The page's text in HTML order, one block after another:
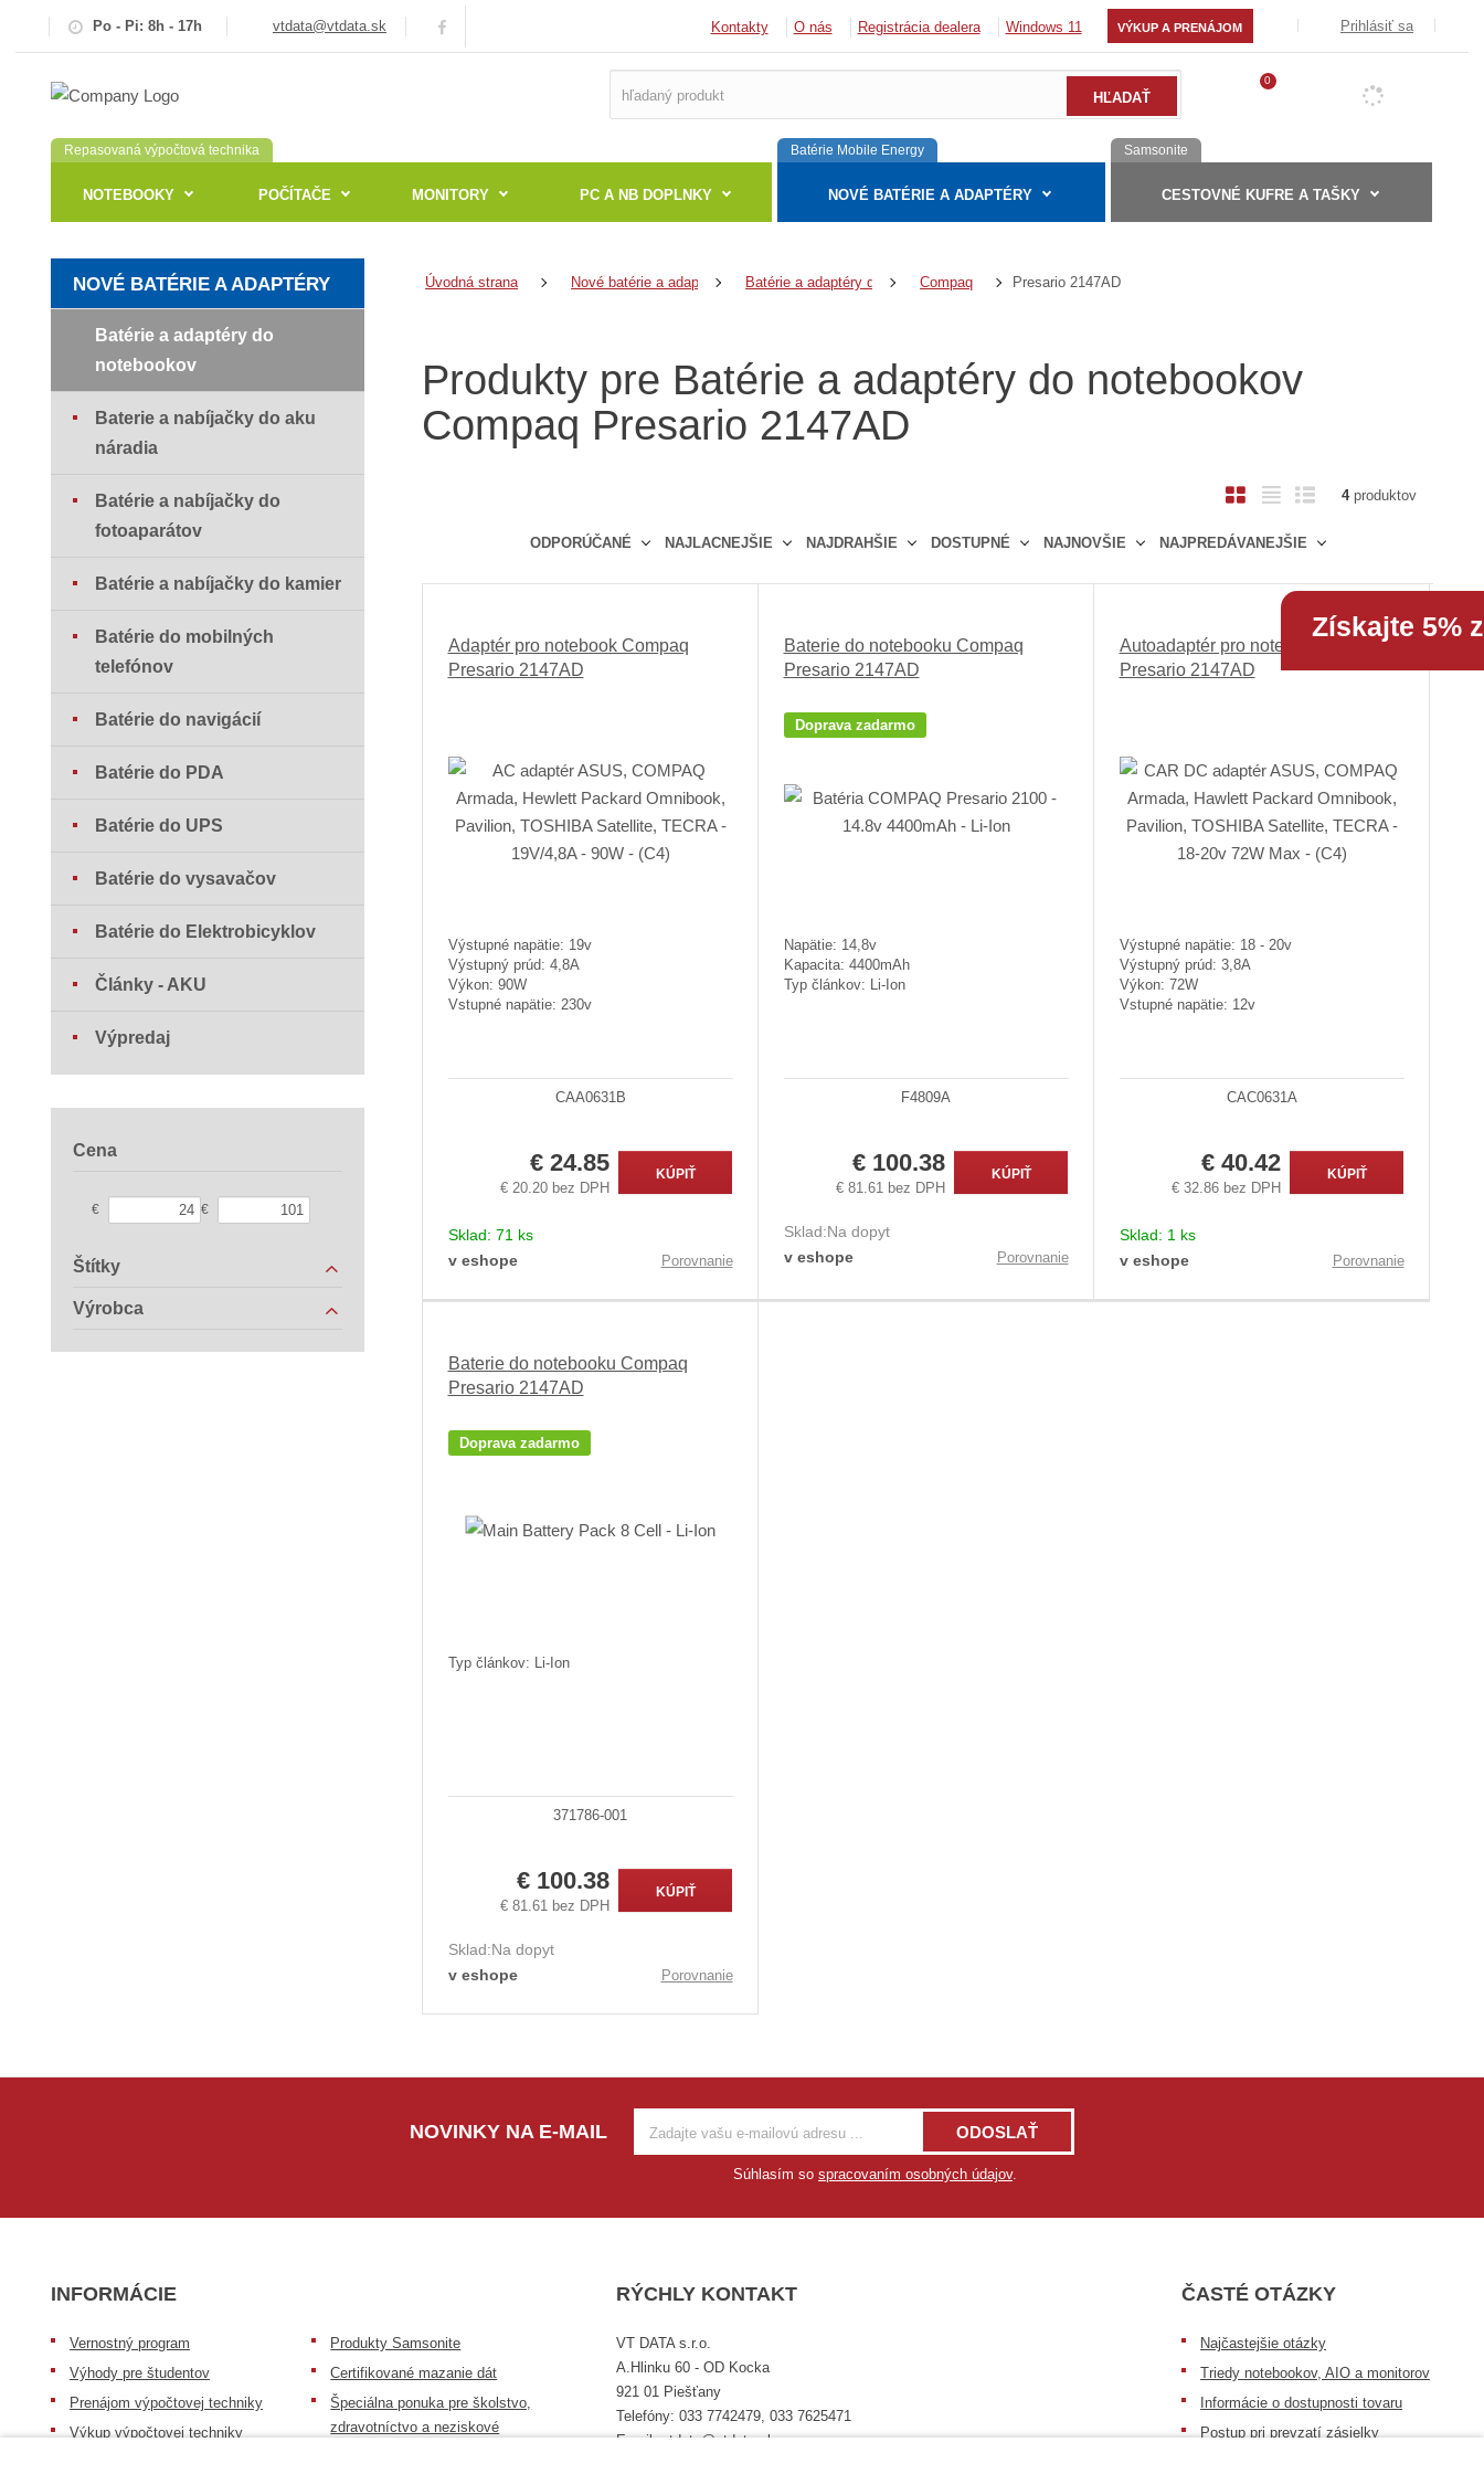
Po - Pi: 8h - 17h vtdata@vtdata.sk Kontakty O nás Registrácia dealera Windows 11 VÝKUP A PRENÁJOM Prihlásiť sa
0
Repasovaná výpočtová technika
NOTEBOOKY POČÍTAČE MONITORY PC A NB DOPLNKY
Batérie Mobile Energy
NOVÉ BATÉRIE A ADAPTÉRY
Samsonite
CESTOVNÉ KUFRE A TAŠKY
Úvodná strana Nové batérie a adaptéry Batérie a adaptéry do notebookov
Compaq Presario 2147AD
Produkty pre Batérie a adaptéry do notebookov
Compaq Presario 2147AD
ODPORÚČANÉ NAJLACNEJŠIE NAJDRAHŠIE DOSTUPNÉ NAJNOVŠIE NAJPREDÁVANEJŠIE
e
d
u
r
o
ý
p
i
s
T
b
ľ
o
ý
p
i
s
a
o
p
i
s
4produktov
Adaptér pro notebook Compaq
Presario 2147AD
Výstupné napätie: 19v
Výstupný prúd: 4,8A
Výkon: 90W
Vstupné napätie: 230v
CAA0631B
€ 24.85
€ 20.20 bez DPH
KÚPIŤ
Sklad: 71 ks
v eshope
Porovnanie
Baterie do notebooku Compaq
Presario 2147AD
Doprava zadarmo
Napätie: 14,8v
Kapacita: 4400mAh
Typ článkov: Li-Ion
F4809A
€ 100.38
€ 81.61 bez DPH
KÚPIŤ
Sklad:Na dopyt
v eshope
Porovnanie
Autoadaptér pro notebook Compaq
Presario 2147AD
Výstupné napätie: 18 - 20v
Výstupný prúd: 3,8A
Výkon: 72W
Vstupné napätie: 12v
CAC0631A
€ 40.42
€ 32.86 bez DPH
KÚPIŤ
Sklad: 1 ks
v eshope
Porovnanie
Baterie do notebooku Compaq
Presario 2147AD
Doprava zadarmo
Typ článkov: Li-Ion
371786-001
€ 100.38
€ 81.61 bez DPH
KÚPIŤ
Sklad:Na dopyt
v eshope
Porovnanie
NOVÉ BATÉRIE A ADAPTÉRY
Batérie a adaptéry do
notebookov
Baterie a nabíjačky do aku
náradia
Batérie a nabíjačky do
fotoaparátov
Batérie a nabíjačky do kamier
Batérie do mobilných
telefónov
Batérie do navigácií
Batérie do PDA
Batérie do UPS
Batérie do vysavačov
Batérie do Elektrobicyklov
Články - AKU
Výpredaj
Cena
€ €
Štítky
Výrobca
NOVINKY NA E-MAIL ODOSLAŤ
Súhlasím so spracovaním osobných údajov.
INFORMÁCIE
Vernostný program
Výhody pre študentov
Prenájom výpočtovej techniky
Výkup výpočtovej techniky
Produkty Samsonite
Certifikované mazanie dát
Špeciálna ponuka pre školstvo,
zdravotníctvo a neziskové
Získajte 5%
RÝCHLY KONTAKT
VT DATA s.r.o.
A.Hlinku 60 - OD Kocka
921 01 Piešťany
Telefóny: 033 7742479, 033 7625471
Email: vtdata@vtdata.sk
ČASTÉ OTÁZKY
Najčastejšie otázky
Triedy notebookov, AIO a monitorov
Informácie o dostupnosti tovaru
Postup pri prevzatí zásielky